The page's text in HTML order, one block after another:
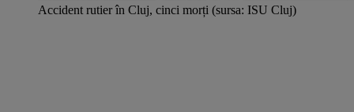
Accident rutier în Cluj, cinci morți (sursa: ISU Cluj)